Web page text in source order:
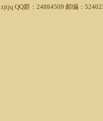
QQ群：24884509 邮编：